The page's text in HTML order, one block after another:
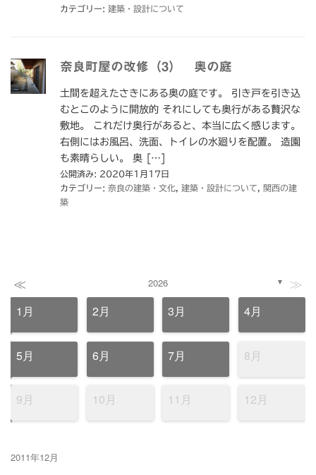
カテゴリー: 建築・設計について
奈良町屋の改修（3） 奥の庭
土間を超えたさきにある奥の庭です。 引き戸を引き込
むとこのように開放的 それにしても奥行がある贅沢な
敷地。 これだけ奥行があると、本当に広く感じます。
右側にはお風呂、洗面、トイレの水廻りを配置。 造園
も素晴らしい。 奥 […]
公開済み: 2020年1月17日
カテゴリー: 奈良の建築・文化 建築・設計について
関西の建
築
≪ 2026 ▼ ≫
1月 2月 3月 4月
5月 6月 7月 8月
9月 10月 11月 12月
2011年12月